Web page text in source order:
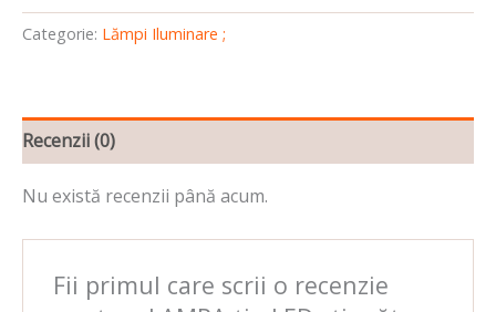
Categorie: Lămpi Iluminare ;
Recenzii (0)
Nu există recenzii până acum.
Fii primul care scrii o recenzie